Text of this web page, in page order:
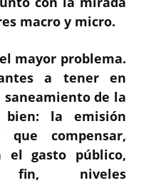
macro y micro.
mayor problema.
a tener en
de la
bien: la emisión
compensar,
el gasto público,
fin, niveles